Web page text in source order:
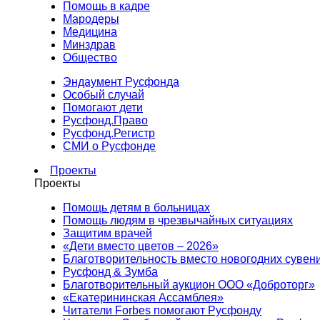
Помощь в кадре
Мародеры
Медицина
Минздрав
Общество
Эндаумент Русфонда
Особый случай
Помогают дети
Русфонд.Право
Русфонд.Регистр
СМИ о Русфонде
Проекты
Проекты
Помощь детям в больницах
Помощь людям в чрезвычайных ситуациях
Защитим врачей
«Дети вместо цветов – 2026»
Благотворительность вместо новогодних
Русфонд & Зумба
Благотворительный аукцион ООО «Доброторг»
«Екатерининская Ассамблея»
Читатели Forbes помогают Русфонду